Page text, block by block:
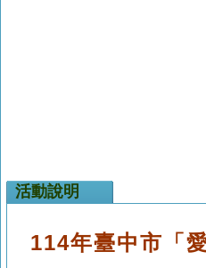
活動說明
114年臺中市「